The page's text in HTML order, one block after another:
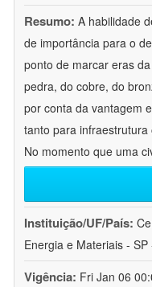
Resumo: A habilidade
de importância para o
ponto de marcar eras
pedra, do cobre, do
por conta da vantagem
tanto para
No momento que uma
Instituição/UF/País:
Energia e Materiais - SP
Vigência: Fri Jan 06